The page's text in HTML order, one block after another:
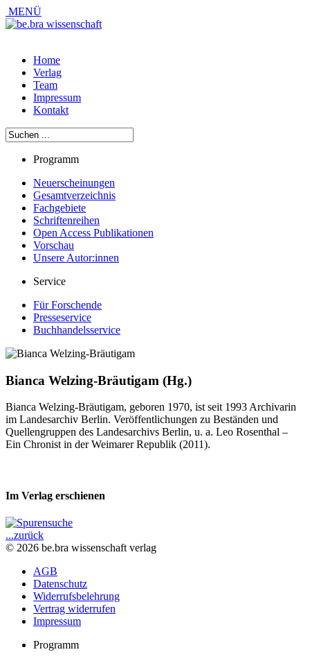
MENÜ
Home
Verlag
Team
Impressum
Kontakt
Programm
Neuerscheinungen
Gesamtverzeichnis
Fachgebiete
Schriftenreihen
Open Access Publikationen
Vorschau
Unsere Autor:innen
Service
Für Forschende
Presseservice
Buchhandelsservice
Bianca Welzing-Bräutigam (Hg.)
Bianca Welzing-Bräutigam, geboren 1970, ist seit 1993 Archivarin
im Landesarchiv Berlin. Veröffentlichungen zu Beständen und
Quellengruppen des Landesarchivs Berlin, u. a. Leo Rosenthal –
Ein Chronist in der Weimarer Republik (2011).
Im Verlag erschienen
...zurück
© 2026 be.bra wissenschaft verlag
AGB
Datenschutz
Widerrufsbelehrung
Vertrag widerrufen
Impressum
Programm